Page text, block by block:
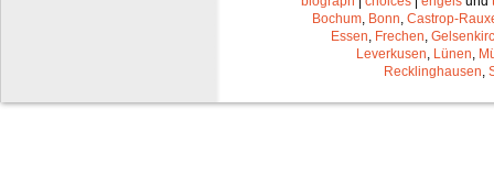
Bochum, Bonn, Castrop-
Essen, Frechen,
Leverkusen, Lünen,
Recklinghausen,